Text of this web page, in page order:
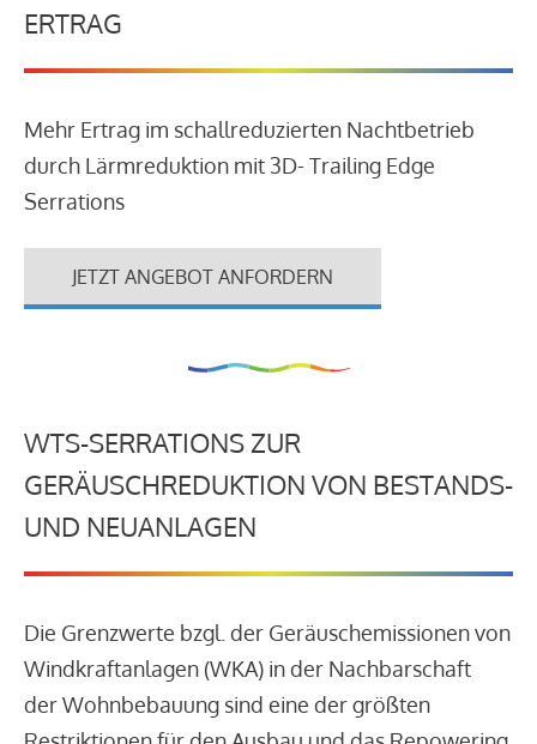
ERTRAG
Mehr Ertrag im schallreduzierten Nachtbetrieb
durch Lärmreduktion mit 3D- Trailing Edge
Serrations
JETZT ANGEBOT ANFORDERN
WTS-SERRATIONS ZUR
GERÄUSCHREDUKTION VON BESTANDS-
UND NEUANLAGEN
Die Grenzwerte bzgl. der Geräuschemissionen von
Windkraftanlagen (WKA) in der Nachbarschaft
der Wohnbebauung sind eine der größten